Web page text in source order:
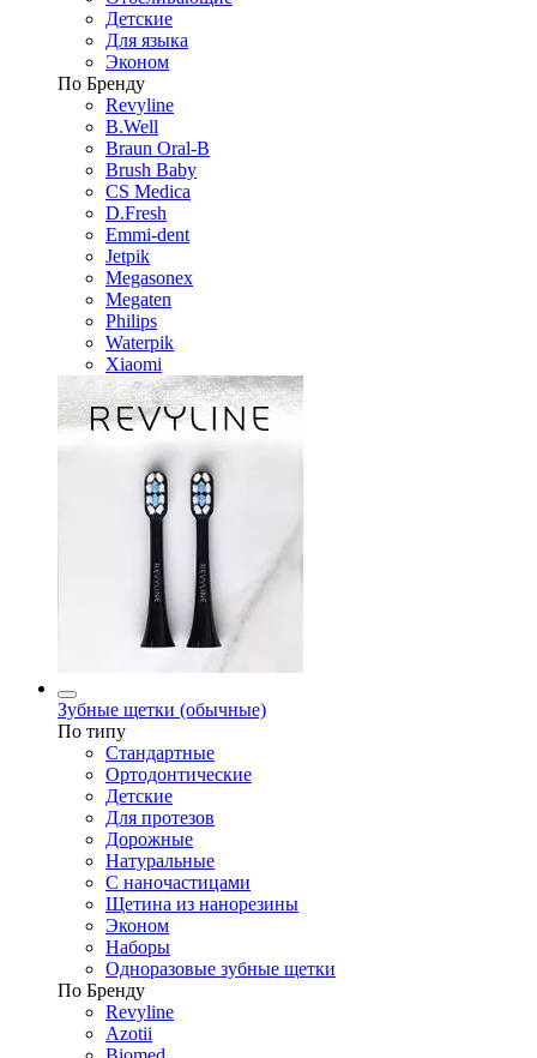
Детские
Для языка
Эконом
По Бренду
Revyline
B.Well
Braun Oral-B
Brush Baby
CS Medica
D.Fresh
Emmi-dent
Jetpik
Megasonex
Megaten
Philips
Waterpik
Xiaomi
Зубные щетки (обычные)
По типу
Стандартные
Ортодонтические
Детские
Для протезов
Дорожные
Натуральные
С наночастицами
Щетина из нанорезины
Эконом
Наборы
Одноразовые зубные щетки
По Бренду
Revyline
Azotii